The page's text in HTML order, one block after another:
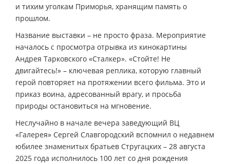
и тихим уголкам Приморья, хранящим память о
прошлом.
Название выставки – не просто фраза. Мероприятие
началось с просмотра отрывка из кинокартины
Андрея Тарковского «Сталкер». «Стойте! Не
двигайтесь!» – ключевая реплика, которую главный
герой повторяет на протяжении всего фильма. Это и
приказ воина, адресованный врагу, и просьба
природы остановиться на мгновение.
Неслучайно в начале вечера заведующий ВЦ
«Галерея» Сергей Славгородский вспомнил о недавнем
юбилее знаменитых братьев Стругацких – 28 августа
2025 года исполнилось 100 лет со дня рождения